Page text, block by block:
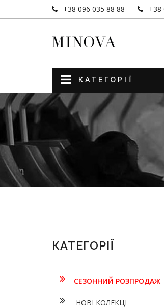
+38 096 035 88 88 +38
КАТЕГОРІЇ
КАТЕГОРІЇ
СЕЗОННИЙ РОЗПРОДАЖ
НОВІ КОЛЕКЦІЇ